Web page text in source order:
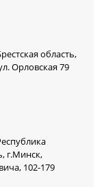
область,
Орловская 79
г.Минск,
102-179